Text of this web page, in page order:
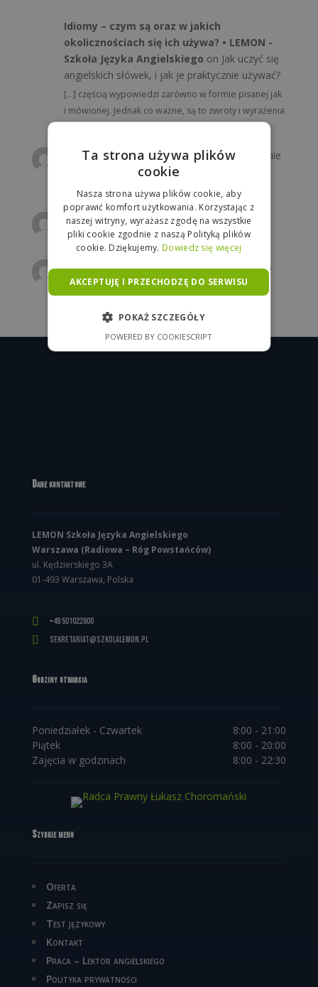
Idiomy – czym są oraz w jakich
okolicznościach się ich używa? • LEMON -
Szkoła Języka Angielskiego on Jak uczyć się
angielskich słówek, i jak je praktycznie używać?
[…] częścią wypowiedzi zarówno w formie pisanej jak
i mówionej. Jednak co ważne, są to zwroty i wyrażenia
MaGonWakacyjna lekcja angielskiego: pytanie
Jakie są rodzaje dróg ?
AnnononZagadka z języka angielskiego
beach łatwizna, coś ambitniejszego ?
MaGonPoniedziałkowy rebus z angielskiego
TRAmwaVEL = travel :D
Dane kontaktowe
LEMON Szkoła Języka Angielskiego
Warszawa (Radiowa – Róg Powstańców)
ul. Kędzierskiego 3A
01-493 Warszawa, Polska
 +48 501022800
 sekretariat@szkolalemon.pl
Godziny otwarcia
Poniedziałek - Czwartek
8:00 - 21:00
Piątek
8:00 - 20:00
Zajęcia w godzinach
8:00 - 22:30
Szybkie menu
Oferta
Zapisz się
Test językowy
Kontakt
Praca – Lektor angielskiego
Polityka prywatności
Ta strona używa plików
cookie
Nasza strona używa plików cookie, aby
poprawić komfort użytkowania. Korzystając z
naszej witryny, wyrażasz zgodę na wszystkie
pliki cookie zgodnie z naszą Polityką plików
cookie. Dziękujemy. Dowiedz się więcej
AKCEPTUJĘ I PRZECHODZĘ DO SERWISU
POKAŻ SZCZEGÓŁY
POWERED BY COOKIESCRIPT